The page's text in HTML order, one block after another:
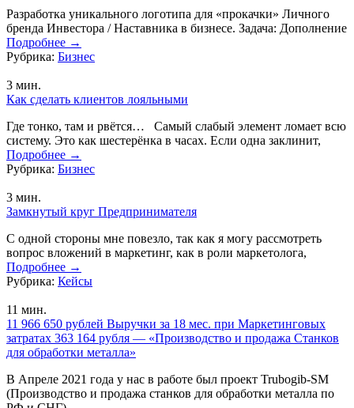
Разработка уникального логотипа для «прокачки» Личного
бренда Инвестора / Наставника в бизнесе. Задача: Дополнение
Подробнее →
Рубрика: Бизнес
3 мин.
Как сделать клиентов лояльными
Где тонко, там и рвётся… Самый слабый элемент ломает всю
систему. Это как шестерёнка в часах. Если одна заклинит,
Подробнее →
Рубрика: Бизнес
3 мин.
Замкнутый круг Предпринимателя
С одной стороны мне повезло, так как я могу рассмотреть
вопрос вложений в маркетинг, как в роли маркетолога,
Подробнее →
Рубрика: Кейсы
11 мин.
11 966 650 рублей Выручки за 18 мес. при Маркетинговых
затратах 363 164 рубля — «Производство и продажа Станков
для обработки металла»
В Апреле 2021 года у нас в работе был проект Trubogib-SM
(Производство и продажа станков для обработки металла по